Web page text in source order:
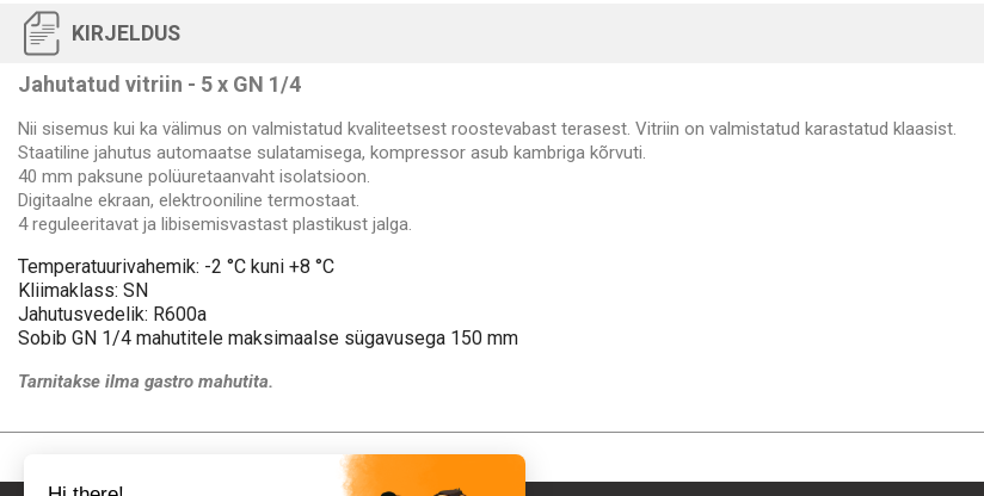
KIRJELDUS
Jahutatud vitriin - 5 x GN 1/4
Nii sisemus kui ka välimus on valmistatud kvaliteetsest roostevabast terasest. Vitriin on valmistatud karastatud klaasist.
Staatiline jahutus automaatse sulatamisega, kompressor asub kambriga kõrvuti.
40 mm paksune polüuretaanvaht isolatsioon.
Digitaalne ekraan, elektrooniline termostaat.
4 reguleeritavat ja libisemisvastast plastikust jalga.
Temperatuurivahemik: -2 °C kuni +8 °C
Kliimaklass: SN
Jahutusvedelik: R600a
Sobib GN 1/4 mahutitele maksimaalse sügavusega 150 mm
Tarnitakse ilma gastro mahutita.